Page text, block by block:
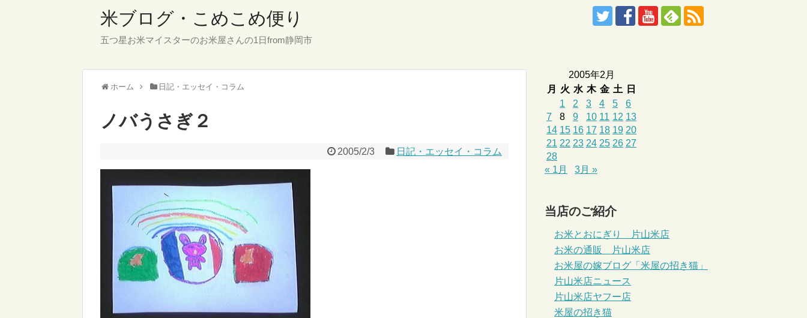
米ブログ・こめこめ便り
五つ星お米マイスターのお米屋さんの1日from静岡市
ホーム 日記・エッセイ・コラム
ノバうさぎ２
2005/2/3 日記・エッセイ・コラム
2005年2月
月
火 水 木 金 土
日
1
2 3 4 5
6
7
8 9 10 11 12 13
14 15 16 17 18 19 20
21 22 23 24 25 26 27
28
« 1月
3月 »
当店のご紹介
お米とおにぎり 片山米店
お米の通販 片山米店
お米屋の嫁ブログ「米屋の招き猫」
片山米店ニュース
片山米店ヤフー店
米屋の招き猫